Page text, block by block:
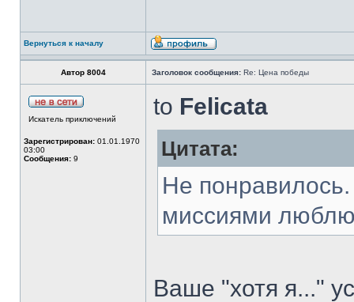
Вернуться к началу
Автор 8004 Заголовок сообщения: Re: Цена победы
Искатель приключений
Зарегистрирован: 01.01.1970
03:00
Сообщения: 9
to Felicata
Цитата:
Не
миссиями
Ваше "хотя я..."